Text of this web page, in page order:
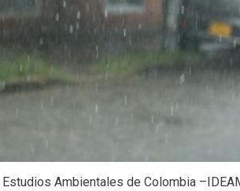
Ambientales de Colombia